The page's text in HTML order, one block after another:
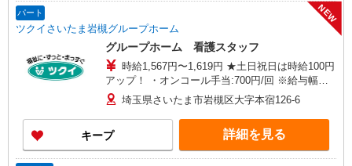
パート
ツクイさいたま岩槻グループホーム
NEW
グループホーム 看護スタッフ
時給1,567円〜1,619円 ★土日祝日は時給100円
アップ！ ・オンコール手当:700円/回 ※給与幅は
資格・経験等による
埼玉県さいたま市岩槻区大字本宿126-6
キープ 詳細を見る